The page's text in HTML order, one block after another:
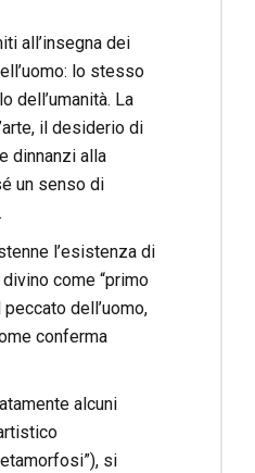
all’insegna dei
lo stesso
dell’umanità. La
il desiderio di
dinnanzi alla
un senso di
l’esistenza di
come “primo
dell’uomo,
conferma
alcuni
si